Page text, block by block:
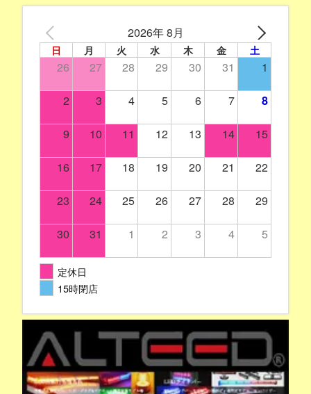
2026年 8月
日 月 火 水 木 金 土
26 27 28 29 30 31 1
2 3 4 5 6 7 8
9 10 11 12 13 14 15
16 17 18 19 20 21 22
23 24 25 26 27 28 29
30 31 1 2 3 4 5
定休日
15時閉店